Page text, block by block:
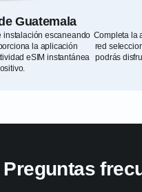
Guatemala
instalación escaneando
la aplicación
eSIM instantánea
Completa la
red
podrás
Preguntas